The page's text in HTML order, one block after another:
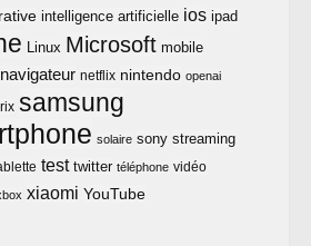
intelligence artificielle ios ipad
Linux Microsoft mobile
navigateur netflix nintendo openai
samsung
solaire sony streaming
test twitter téléphone vidéo
xiaomi YouTube